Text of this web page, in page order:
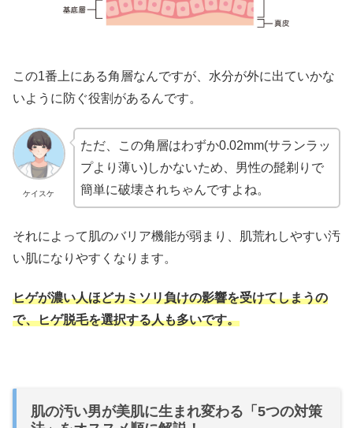
この1番上にある角層なんですが、水分が外に出ていかな
いように防ぐ役割があるんです。
ケイスケ
ただ、この角層はわずか0.02mm(サランラッ
プより薄い)しかないため、男性の髭剃りで
簡単に破壊されちゃんですよね。
それによって肌のバリア機能が弱まり、肌荒れしやすい汚
い肌になりやすくなります。
ヒゲが濃い人ほどカミソリ負けの影響を受けてしまうの
で、ヒゲ脱毛を選択する人も多いです。
肌の汚い男が美肌に生まれ変わる「5つの対策